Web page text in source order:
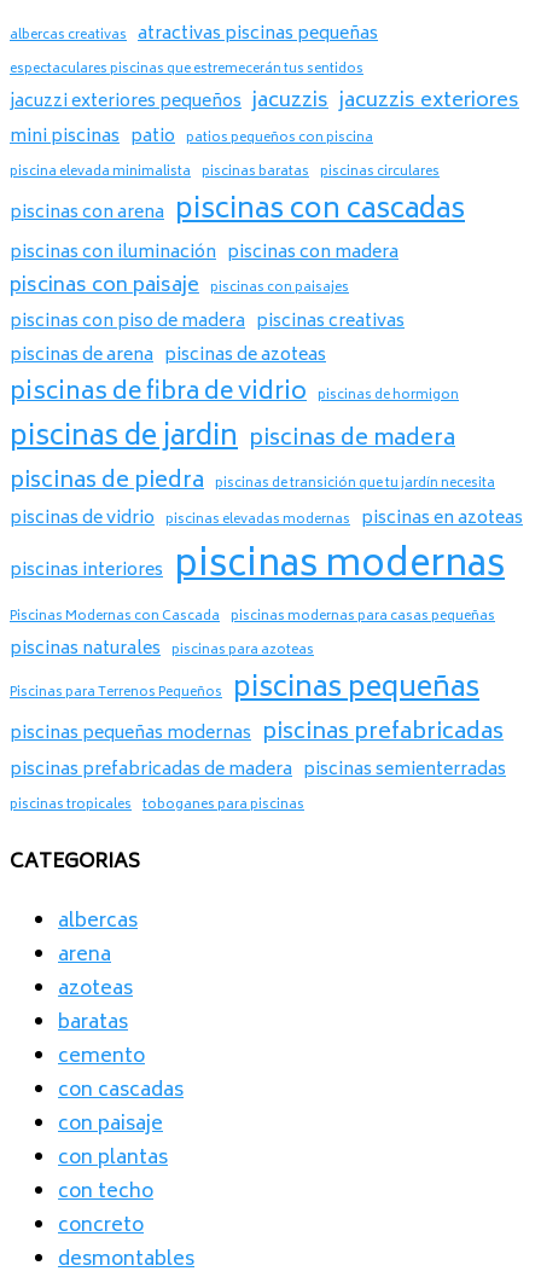
albercas creativas atractivas piscinas pequeñas
espectaculares piscinas que estremecerán tus sentidos
jacuzzi exteriores pequeños jacuzzis jacuzzis exteriores
mini piscinas patio patios pequeños con piscina
piscina elevada minimalista piscinas baratas piscinas circulares
piscinas con arena piscinas con cascadas
piscinas con iluminación piscinas con madera
piscinas con paisaje piscinas con paisajes
piscinas con piso de madera piscinas creativas
piscinas de arena piscinas de azoteas
piscinas de fibra de vidrio piscinas de hormigon
piscinas de jardin piscinas de madera
piscinas de piedra piscinas de transición que tu jardín necesita
piscinas de vidrio piscinas elevadas modernas piscinas en azoteas
piscinas interiores piscinas modernas
Piscinas Modernas con Cascada piscinas modernas para casas pequeñas
piscinas naturales piscinas para azoteas
Piscinas para Terrenos Pequeños piscinas pequeñas
piscinas pequeñas modernas piscinas prefabricadas
piscinas prefabricadas de madera piscinas semienterradas
piscinas tropicales toboganes para piscinas
CATEGORIAS
albercas
arena
azoteas
baratas
cemento
con cascadas
con paisaje
con plantas
con techo
concreto
desmontables